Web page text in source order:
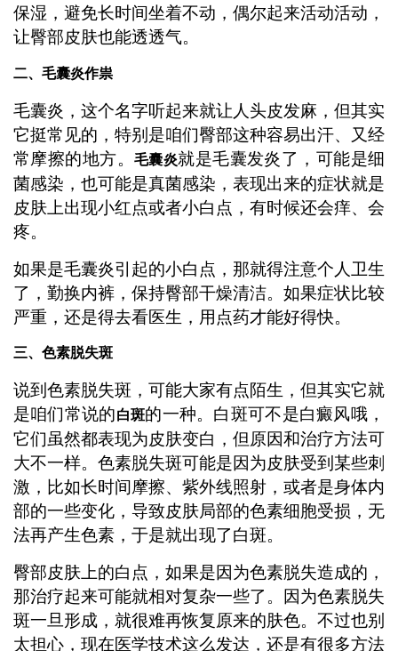
保湿，避免长时间坐着不动，偶尔起来活动活动，
让臀部皮肤也能透透气。
二、毛囊炎作祟
毛囊炎，这个名字听起来就让人头皮发麻，但其实
它挺常见的，特别是咱们臀部这种容易出汗、又经
常摩擦的地方。
毛囊炎就是毛囊发炎了，可能是细
菌感染，也可能是真菌感染，表现出来的症状就是
皮肤上出现小红点或者小白点，有时候还会痒、会
疼。
如果是毛囊炎引起的小白点，那就得注意个人卫生
了，勤换内裤，保持臀部干燥清洁。如果症状比较
严重，还是得去看医生，用点药才能好得快。
三、色素脱失斑
说到色素脱失斑，可能大家有点陌生，但其实它就
是咱们常说的白斑的一种。白斑可不是白癜风哦，
它们虽然都表现为皮肤变白，但原因和治疗方法可
大不一样。色素脱失斑可能是因为皮肤受到某些刺
激，比如长时间摩擦、紫外线照射，或者是身体内
部的一些变化，导致皮肤局部的色素细胞受损，无
法再产生色素，于是就出现了白斑。
臀部皮肤上的白点，如果是因为色素脱失造成的，
那治疗起来可能就相对复杂一些了。因为色素脱失
斑一旦形成，就很难再恢复原来的肤色。不过也别
太担心，现在医学技术这么发达，还是有很多方法